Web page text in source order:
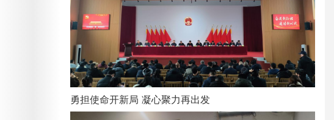
勇担使命开新局 凝心聚力再出发